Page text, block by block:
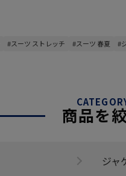
#スーツ ストレッチ #スーツ 春夏 #
商品を
ジャ